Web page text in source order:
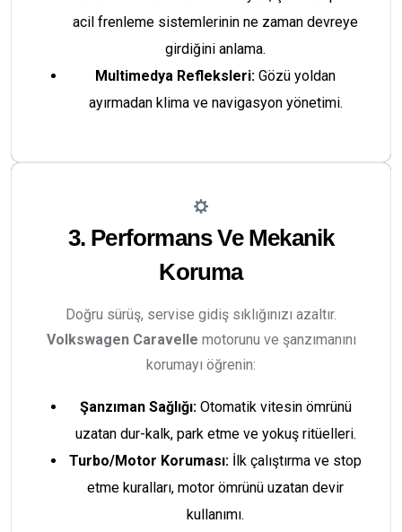
acil frenleme sistemlerinin ne zaman devreye
girdiğini anlama.
Multimedya Refleksleri: Gözü yoldan
ayırmadan klima ve navigasyon yönetimi.
3. Performans Ve Mekanik
Koruma
Doğru sürüş, servise gidiş sıklığınızı azaltır.
Volkswagen Caravelle motorunu ve şanzımanını
korumayı öğrenin:
Şanzıman Sağlığı:Otomatik vitesin ömrünü
uzatan dur-kalk, park etme ve yokuş ritüelleri.
Turbo/Motor Koruması: İlk çalıştırma ve stop
etme kuralları, motor ömrünü uzatan devir
kullanımı.